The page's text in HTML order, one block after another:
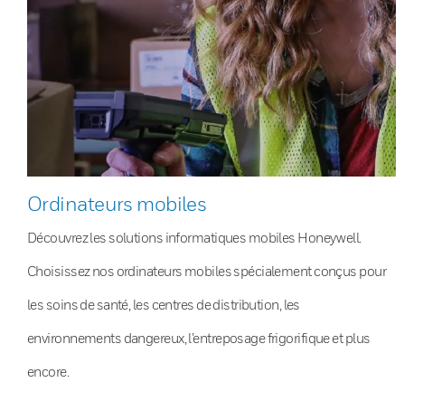
Ordinateurs mobiles
Découvrez les solutions informatiques mobiles Honeywell.
Choisissez nos ordinateurs mobiles spécialement conçus pour
les soins de santé, les centres de distribution, les
environnements dangereux, l’entreposage frigorifique et plus
encore.